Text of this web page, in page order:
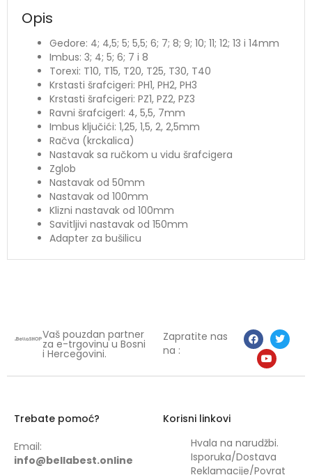
Opis
Gedore: 4; 4,5; 5; 5,5; 6; 7; 8; 9; 10; 11; 12; 13 i 14mm
Imbus: 3; 4; 5; 6; 7 i 8
Torexi: T10, T15, T20, T25, T30, T40
Krstasti šrafcigeri: PH1, PH2, PH3
Krstasti šrafcigeri: PZ1, PZ2, PZ3
Ravni šrafcigerI: 4, 5,5, 7mm
Imbus ključići: 1,25, 1,5, 2, 2,5mm
Račva (krckalica)
Nastavak sa ručkom u vidu šrafcigera
Zglob
Nastavak od 50mm
Nastavak od 100mm
Klizni nastavak od 100mm
Savitljivi nastavak od 150mm
Adapter za bušilicu
Vaš pouzdan partner
za e-trgovinu u Bosni
i Hercegovini.
Zapratite nas
na :
Trebate pomoć?
Email:
info@bellabest.online
Korisni linkovi
Hvala na narudžbi.
Isporuka/Dostava
Reklamacije/Povrat